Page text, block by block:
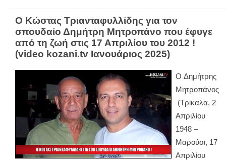
Ο Κώστας Τριανταφυλλίδης για τον
σπουδαίο Δημήτρη Μητροπάνο που έφυγε
από τη ζωή στις 17 Απριλίου του 2012 !
(video kozani.tv Ιανουάριος 2025)
Ο Δημήτρης
Μητροπάνος
(Τρίκαλα, 2
Απριλίου
1948 –
Μαρούσι, 17
Απριλίου